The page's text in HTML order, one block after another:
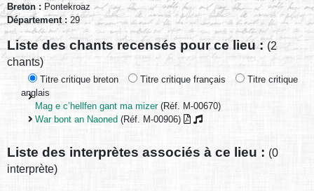
Breton : Pontekroaz
Département : 29
Liste des chants recensés pour ce lieu : (2
chants)
Titre critique breton Titre critique français
Titre critique
anglais
Mag e c’hellfen gant ma mizer(Réf. M-00670)
War bont an Naoned (Réf. M-00906)
Liste des interprètes associés à ce lieu : (0
interprète)